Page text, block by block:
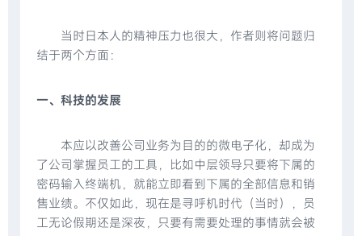
当时日本人的精神压力也很大，作者则将问题归
结于两个方面：
一、科技的发展
本应以改善公司业务为目的的微电子化，却成为
了公司掌握员工的工具，比如中层领导只要将下属的
密码输入终端机，就能立即看到下属的全部信息和销
售业绩。不仅如此，现在是寻呼机时代（当时），员
工无论假期还是深夜，只要有需要处理的事情就会被